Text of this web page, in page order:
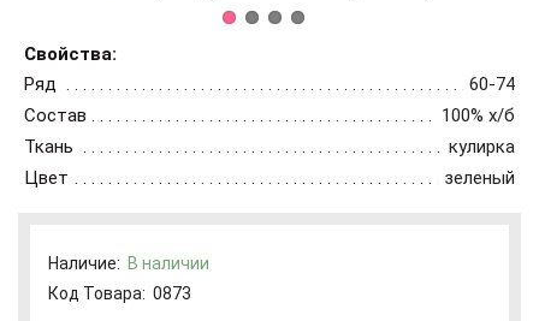
Свойства:
Ряд
60-74
Состав
100% х/б
Ткань
кулирка
Цвет
зеленый
Наличие: В наличии
Код Товара: 0873